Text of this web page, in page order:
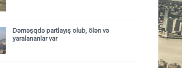
Dəməşqdə partlayış olub, ölən və
yaralananlar var